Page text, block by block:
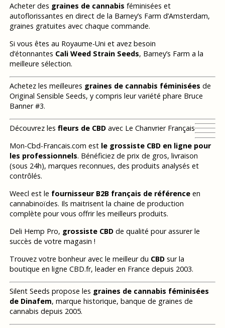
Acheter des graines de cannabis féminisées et
autoflorissantes en direct de la Barney’s Farm d’Amsterdam,
graines gratuites avec chaque commande.
Si vous êtes au Royaume-Uni et avez besoin
d’étonnantes Cali Weed Strain Seeds, Barney’s Farm a la
meilleure sélection.
Achetez les meilleures graines de cannabis féminisées de
Original Sensible Seeds, y compris leur variété phare Bruce
Banner #3.
Découvrez les fleurs de CBDavec Le Chanvrier Français
Mon-Cbd-Francais.com est le grossiste CBD en ligne pour
les professionnels. Bénéficiez de prix de gros, livraison
(sous 24h), marques reconnues, des produits analysés et
contrôlés.
Weecl est le fournisseur B2B français de référenceen
cannabinoïdes. Ils maitrisent la chaine de production
complète pour vous offrir les meilleurs produits.
Deli Hemp Pro, grossiste CBDde qualité pour assurer le
succès de votre magasin !
Trouvez votre bonheur avec le meilleur du CBDsur la
boutique en ligne CBD.fr, leader en France depuis 2003.
Silent Seeds propose les graines de cannabis féminisées
de Dinafem, marque historique, banque de graines de
cannabis depuis 2005.